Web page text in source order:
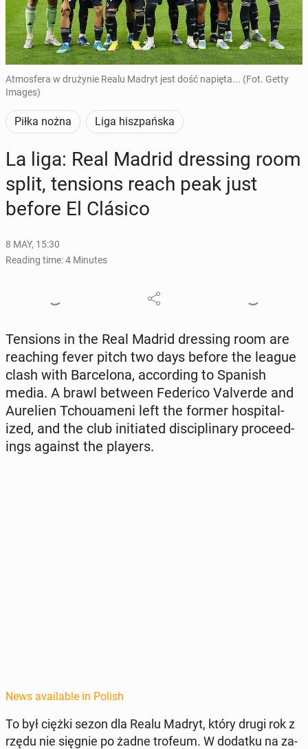
Atmosfera w drużynie Realu Madryt jest dość napięta... (Fot. Getty
Images)
Piłka nożna Liga hiszpańska
La liga: Real Madrid dress­ing room
split, ten­sions reach peak just
before El Clásico
8 MAY, 15:30
Reading time: 4 Minutes
Ten­sions in the Real Madrid dress­ing room are
reach­ing fever pitch two days before the league
clash with Barcelona, ​​ac­cord­ing to Spanish
media. A brawl between Fed­eri­co Valverde and
Au­re­lien Tchoua­meni left the former hos­pi­tal­
ized, and the club ini­ti­at­ed dis­ci­pli­nary pro­ceed­
ings against the players.
News available in Polish
To był ciężki sezon dla Realu Madryt, który drugi rok z
rzędu nie sięgnie po żadne trofeum. W dodatku na za­